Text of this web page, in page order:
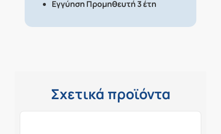
Εγγύηση Προμηθευτή 3 έτη
Σχετικά προϊόντα